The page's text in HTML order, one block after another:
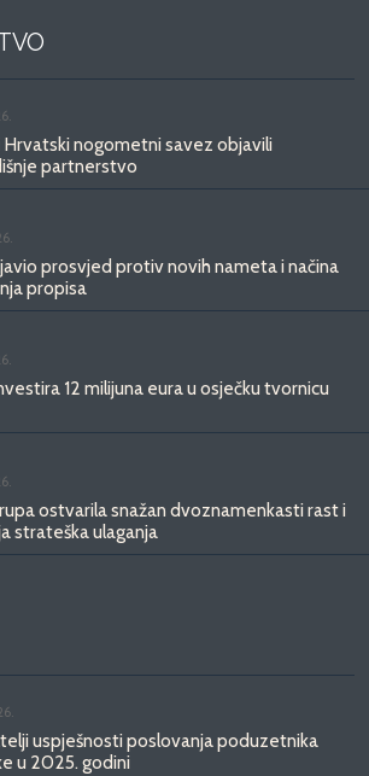
Hrvatski nogometni savez objavili
partnerstvo
prosvjed protiv novih nameta i načina
propisa
12 milijuna eura u osječku tvornicu
ostvarila snažan dvoznamenkasti rast i
strateška ulaganja
uspješnosti poslovanja poduzetnika
u 2025. godini